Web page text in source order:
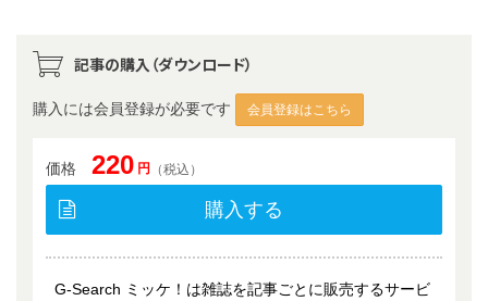
記事の購入（ダウンロード）
購入には会員登録が必要です 会員登録はこちら
価格 220 円 （税込）
購入する
G-Search ミッケ！は雑誌を記事ごとに販売するサービ